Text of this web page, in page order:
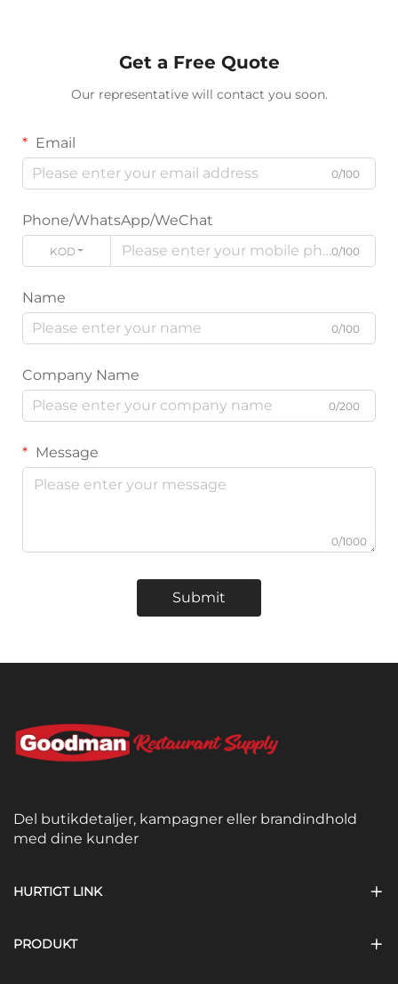
Get a Free Quote
Our representative will contact you soon.
Email
0/100
Phone/WhatsApp/WeChat
KODE 0/100
Name
0/100
Company Name
0/200
Message
0/1000
Submit
Del butikdetaljer, kampagner eller brandindhold
med dine kunder
HURTIGT LINK
PRODUKT